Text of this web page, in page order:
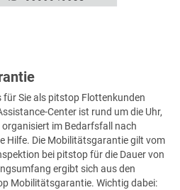
für Sie als pitstop Flottenkunden
Center ist rund um die Uhr,
im Bedarfsfall nach
Hilfe. Die Mobilitätsgarantie gilt vom
bei pitstop für die Dauer von
ergibt sich aus den
Mobilitätsgarantie. Wichtig dabei: